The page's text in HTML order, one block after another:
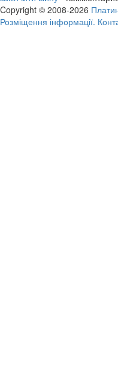
Copyright © 2008-2026
Розміщення інформації.